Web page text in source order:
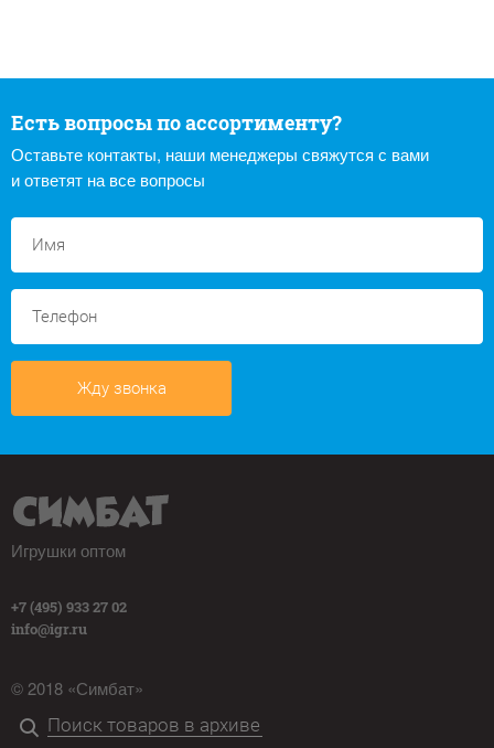
Есть вопросы по ассортименту?
Оставьте контакты, наши менеджеры свяжутся с вами
и ответят на все вопросы
Жду звонка
Игрушки оптом
+7 (495) 933 27 02
info@igr.ru
© 2018 «Симбат»